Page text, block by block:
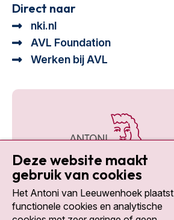
Direct naar
nki.nl
AVL Foundation
Werken bij AVL
Social media
Deze website maakt
gebruik van cookies
Het Antoni van Leeuwenhoek plaatst
functionele cookies en analytische